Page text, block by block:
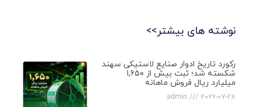
نوشته های بیشتر>>
رکورد تاریخ ادوار صنایع لاستیکی سهند
شکسته شد؛ ثبت بیش از ۱,۶۵۰
میلیارد ریال فروش ماهانه
admin 2026-07-28